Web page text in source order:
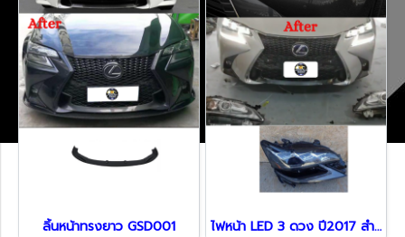
ลิ้นหน้าทรงยาว GSD001 ไฟหน้า LED 3 ดวง ปี2017 สำหรับ Lexus GS250 300H 450H ปี 2017 - 2021